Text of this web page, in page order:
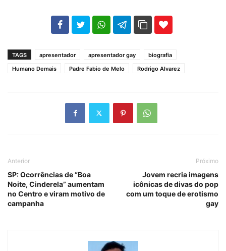
102 35
TAGS apresentador apresentador gay
biografia
Humano Demais
Padre Fabio de Melo Rodrigo Alvarez
Anterior
SP: Ocorrências de “Boa
Noite, Cinderela” aumentam
no Centro e viram motivo de
campanha
Próximo
Jovem recria imagens
icônicas de divas do pop
com um toque de erotismo
gay